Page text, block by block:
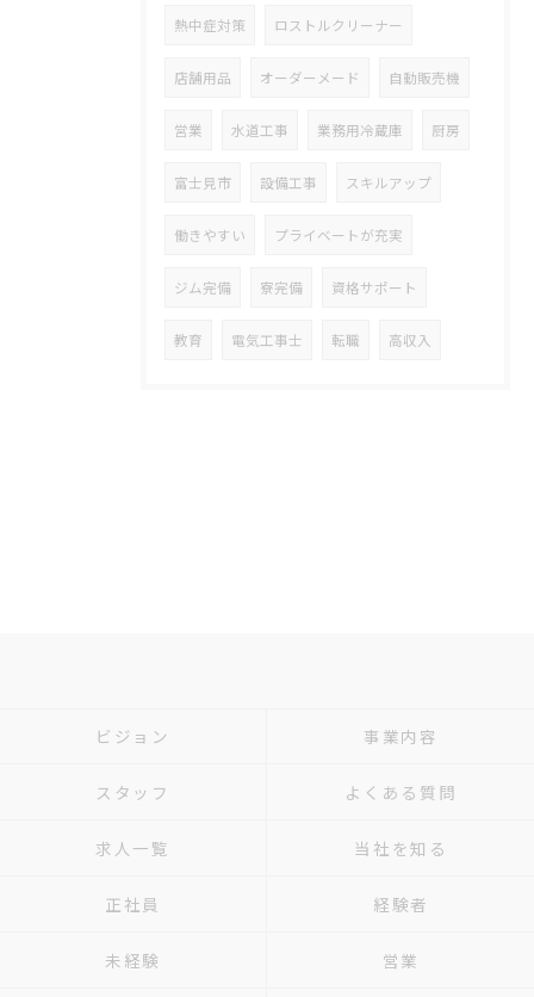
熱中症対策 ロストルクリーナー
店舗用品 オーダーメード 自動販売機
営業 水道工事 業務用冷蔵庫 厨房
富士見市 設備工事 スキルアップ
働きやすい プライベートが充実
ジム完備 寮完備 資格サポート
教育 電気工事士 転職 高収入
ビジョン 事業内容
スタッフ よくある質問
求人一覧 当社を知る
正社員 経験者
未経験 営業